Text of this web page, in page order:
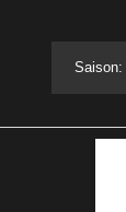
Saison: